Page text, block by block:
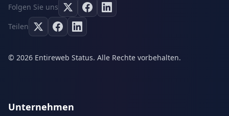
Folgen Sie uns
Teilen
© 2026 Entireweb Status. Alle Rechte vorbehalten.
Unternehmen